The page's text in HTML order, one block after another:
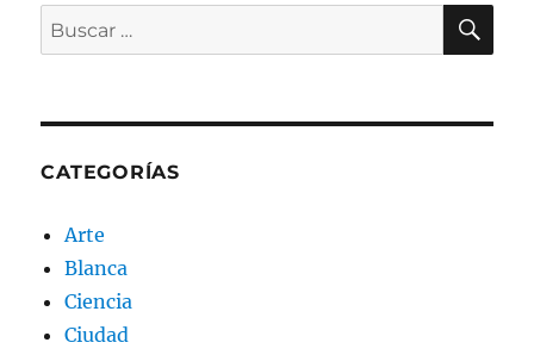
Buscar
por:
CATEGORÍAS
Arte
Blanca
Ciencia
Ciudad